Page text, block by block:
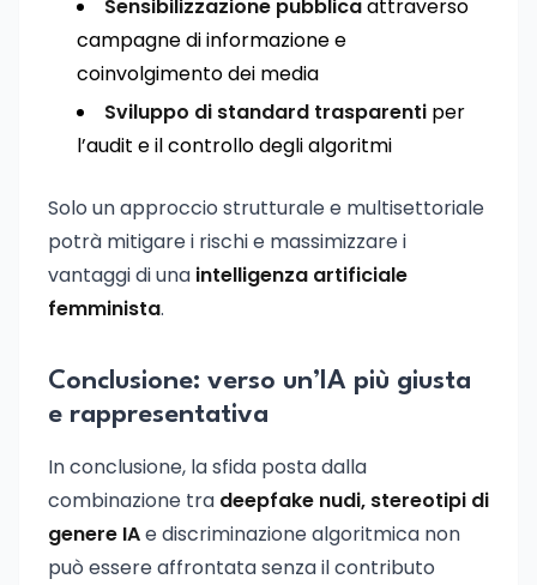
Sensibilizzazione pubblicaattraverso
campagne di informazione e
coinvolgimento dei media
Sviluppo di standard trasparenti per
l’audit e il controllo degli algoritmi
Solo un approccio strutturale e multisettoriale
potrà mitigare i rischi e massimizzare i
vantaggi di una intelligenza artificiale
femminista.
Conclusione: verso un’IA più giusta
e rappresentativa
In conclusione, la sfida posta dalla
combinazione tra deepfake nudi, stereotipi di
genere IAe discriminazione algoritmica non
può essere affrontata senza il contributo